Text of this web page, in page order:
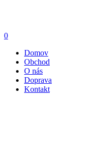
0
Domov
Obchod
O nás
Doprava
Kontakt